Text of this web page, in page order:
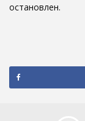
остановлен.